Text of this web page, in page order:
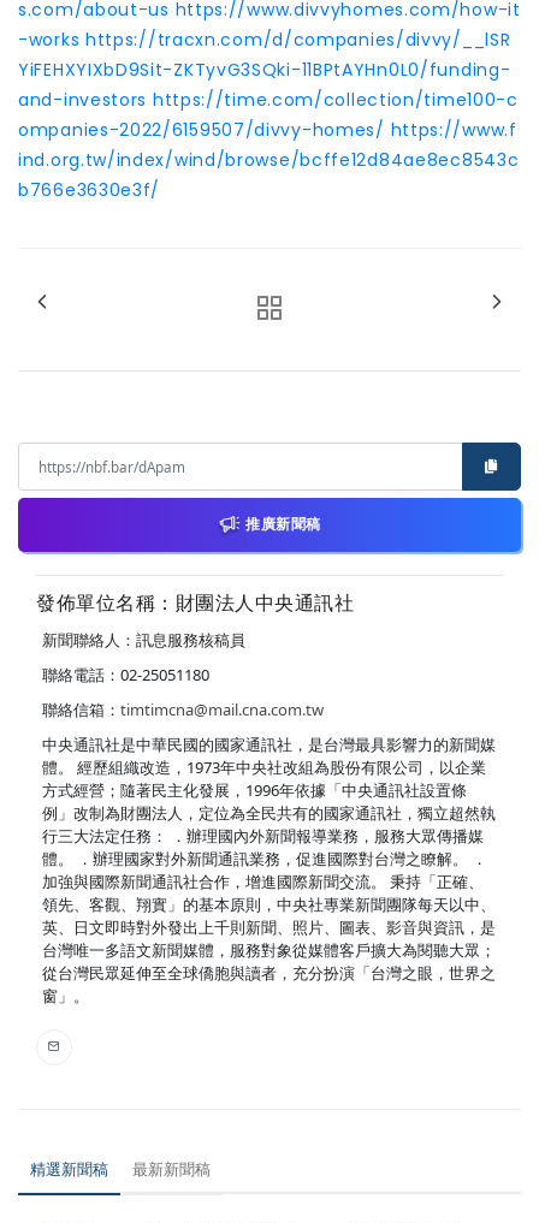
s.com/about-us https://www.divvyhomes.com/how-it
-works https://tracxn.com/d/companies/divvy/__lSR
YiFEHXYIXbD9Sit-ZKTyvG3SQki-11BPtAYHn0L0/funding-
and-investors https://time.com/collection/time100-c
ompanies-2022/6159507/divvy-homes/ https://www.f
ind.org.tw/index/wind/browse/bcffe12d84ae8ec8543c
b766e3630e3f/
推廣新聞稿
發佈單位名稱：財團法人中央通訊社
新聞聯絡人：訊息服務核稿員
聯絡電話：02-25051180
聯絡信箱： timtimcna@mail.cna.com.tw
中央通訊社是中華民國的國家通訊社，是台灣最具影響力的新聞媒
體。 經歷組織改造，1973年中央社改組為股份有限公司，以企業
方式經營；隨著民主化發展，1996年依據「中央通訊社設置條
例」改制為財團法人，定位為全民共有的國家通訊社，獨立超然執
行三大法定任務： ．辦理國內外新聞報導業務，服務大眾傳播媒
體。 ．辦理國家對外新聞通訊業務，促進國際對台灣之瞭解。 ．
加強與國際新聞通訊社合作，增進國際新聞交流。 秉持「正確、
領先、客觀、翔實」的基本原則，中央社專業新聞團隊每天以中、
英、日文即時對外發出上千則新聞、照片、圖表、影音與資訊，是
台灣唯一多語文新聞媒體，服務對象從媒體客戶擴大為閱聽大眾；
從台灣民眾延伸至全球僑胞與讀者，充分扮演「台灣之眼，世界之
窗」。
精選新聞稿 最新新聞稿